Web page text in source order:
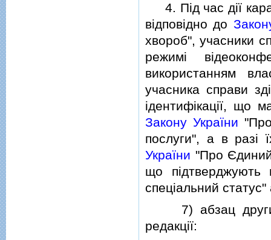
4. Пiд час дiї
вiдповiдно до
хвороб", учасники
режимi
використанням
учасника справи
iдентифiкацiї, що
Закону України
послуги", а в разi
України "Про
що пiдтверджують
спецiальний
7) абзац другий
редакцiї: